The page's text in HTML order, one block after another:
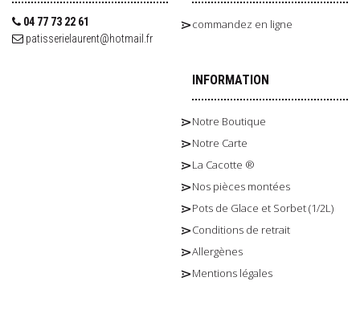
04 77 73 22 61
patisserielaurent@hotmail.fr
commandez en ligne
INFORMATION
Notre Boutique
Notre Carte
La Cacotte ®
Nos pièces montées
Pots de Glace et Sorbet (1/2L)
Conditions de retrait
Allergènes
Mentions légales